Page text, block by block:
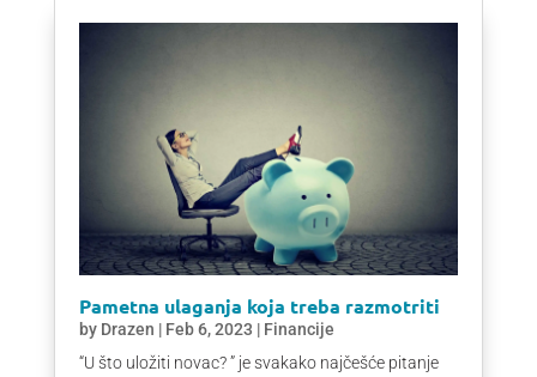
Pametna ulaganja koja treba razmotriti
by Drazen | Feb 6, 2023 | Financije
“U što uložiti novac? ” je svakako najčešće pitanje